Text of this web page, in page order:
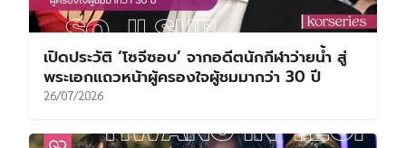
เปิดประวัติ ‘โซจีซอบ’ จากอดีตนักกีฬาว่ายน้ำ สู่
พระเอกแถวหน้าผู้ครองใจผู้ชมมากว่า 30 ปี
26/07/2026